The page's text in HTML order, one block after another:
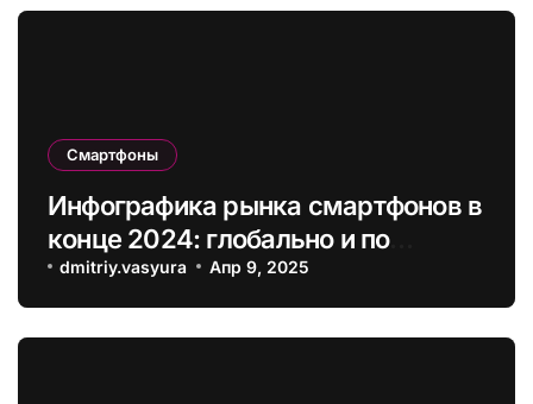
Смартфоны
Инфографика рынка смартфонов в
конце 2024: глобально и по
регионам
dmitriy.vasyura Апр 9, 2025